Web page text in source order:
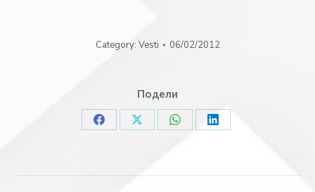
Category: Vesti 06/02/2012
Подели
Share
Share
Share
Share